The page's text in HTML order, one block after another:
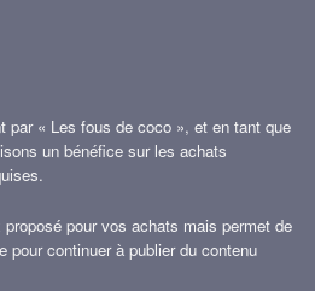
par « Les fous de coco », et en tant que
un bénéfice sur les achats
pour vos achats mais permet de
pour continuer à publier du contenu